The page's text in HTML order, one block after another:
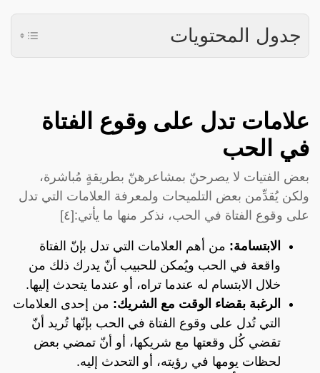
جدول المحتويات
علامات تدل على وقوع الفتاة
في الحب
بعض الفتيات لا يصرحنّ بمشاعرهنّ بطريقةٍ مُباشرة،
ولكن يُقدِّمن بعض التلميحات ولمعرفة العلامات التي تدل
على وقوع الفتاة في الحب، نذكر منها ما يأتي:[٤]
الابتسامة: من أهم العلامات التي تدل بإنّ الفتاة
واقعة في الحب ويُمكن للحبيب أنّ يدرك ذلك من
خلال الابتسام له عندما تراه، أو عندما يتحدث إليها.
الرغبة بقضاء الوقت مع الشريك: من إحدى العلامات
التي تُدل على وقوع الفتاة في الحب بإنّها تُريد أنّ
تقضي كُل وقعتها مع شريكها، أو أنّ تمضي بعض
لحظات يومها في رؤيته، أو التحدث إليه.